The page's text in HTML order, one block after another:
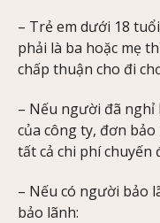
– Trẻ em dưới 18
phải là ba hoặc mẹ
chấp thuận cho đi
– Nếu người đã
của công ty, đơn
tất cả chi phí chuyến
– Nếu có người bảo
bảo lãnh: